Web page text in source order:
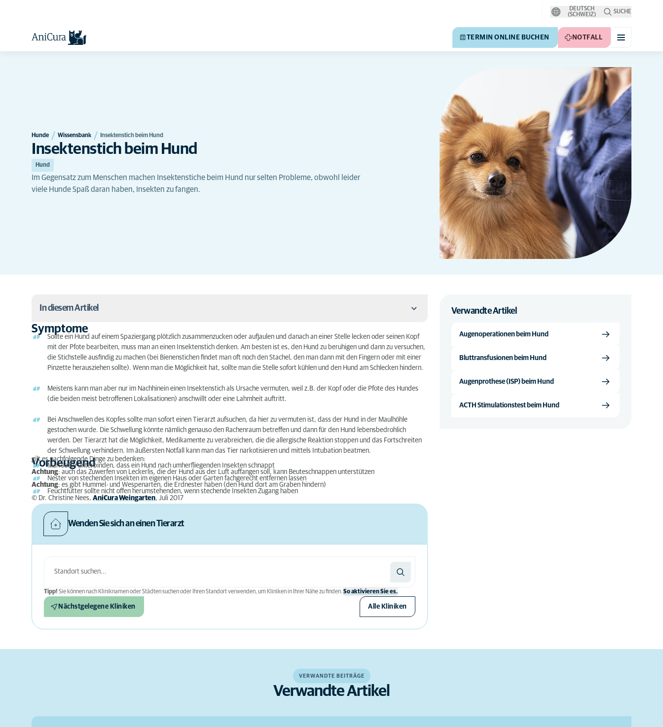
DEUTSCH
(SCHWEIZ)
SUCHE
TERMIN ONLINE BUCHEN NOTFALL
Hunde Wissensbank Insektenstich beim Hund
Insektenstich beim Hund
Hund
Im Gegensatz zum Menschen machen Insektenstiche beim Hund nur selten Probleme, obwohl leider
viele Hunde Spaß daran haben, Insekten zu fangen.
In diesem Artikel
Symptome
Vorbeugend
Symptome
Sollte ein Hund auf einem Spaziergang plötzlich zusammenzucken oder aufjaulen und danach an einer Stelle lecken oder seinen Kopf
mit der Pfote bearbeiten, muss man an einen Insektenstich denken. Am besten ist es, den Hund zu beruhigen und dann zu versuchen,
die Stichstelle ausfindig zu machen (bei Bienenstichen findet man oft noch den Stachel, den man dann mit den Fingern oder mit einer
Pinzette herausziehen sollte). Wenn man die Möglichkeit hat, sollte man die Stelle sofort kühlen und den Hund am Schlecken hindern.
Meistens kann man aber nur im Nachhinein einen Insektenstich als Ursache vermuten, weil z.B. der Kopf oder die Pfote des Hundes
(die beiden meist betroffenen Lokalisationen) anschwillt oder eine Lahmheit auftritt.
Bei Anschwellen des Kopfes sollte man sofort einen Tierarzt aufsuchen, da hier zu vermuten ist, dass der Hund in der Maulhöhle
gestochen wurde. Die Schwellung könnte nämlich genauso den Rachenraum betreffen und dann für den Hund lebensbedrohlich
werden. Der Tierarzt hat die Möglichkeit, Medikamente zu verabreichen, die die allergische Reaktion stoppen und das Fortschreiten
der Schwellung verhindern. Im äußersten Notfall kann man das Tier narkotisieren und mittels Intubation beatmen.
Vorbeugend
gilt es nachfolgende Dinge zu bedenken:
Man sollte unterbinden, dass ein Hund nach umherfliegenden Insekten schnappt
Achtung: auch das Zuwerfen von Leckerlis, die der Hund aus der Luft auffangen soll, kann Beuteschnappen unterstützen
Nester von stechenden Insekten im eigenen Haus oder Garten fachgerecht entfernen lassen
Achtung: es gibt Hummel- und Wespenarten, die Erdnester haben (den Hund dort am Graben hindern)
Feuchtfutter sollte nicht offen herumstehenden, wenn stechende Insekten Zugang haben
© Dr. Christine Nees, AniCura Weingarten, Juli 2017
Wenden Sie sich an einen Tierarzt
Tipp! Sie können nach Kliniknamen oder Städten suchen oder Ihren Standort verwenden, um Kliniken in Ihrer Nähe zu finden. So aktivieren Sie es.
Nächstgelegene Kliniken Alle Kliniken
Verwandte Artikel
Augenoperationen beim Hund
Bluttransfusionen beim Hund
Augenprothese (ISP) beim Hund
ACTH Stimulationstest beim Hund
VERWANDTE BEITRÄGE
Verwandte Artikel